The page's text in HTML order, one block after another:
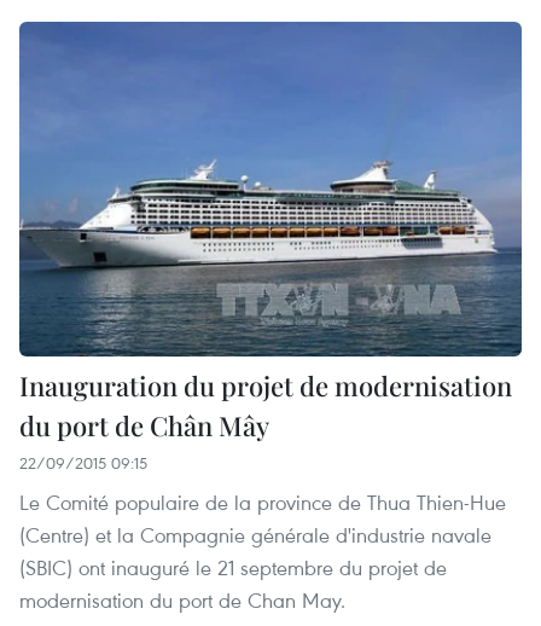
Inauguration du projet de modernisation
du port de Chân Mây
22/09/2015 09:15
Le Comité populaire de la province de Thua Thien-Hue
(Centre) et la Compagnie générale d'industrie navale
(SBIC) ont inauguré le 21 septembre du projet de
modernisation du port de Chan May.